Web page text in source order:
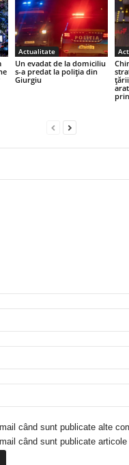
Actualitate
Un evadat de la domiciliu
s-a predat la poliția din
Giurgiu
când sunt publicate alte
când sunt publicate articole